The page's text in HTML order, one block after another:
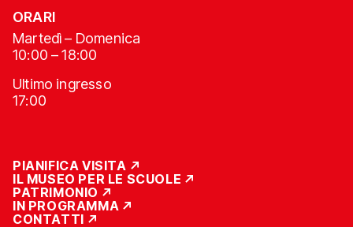
ORARI
Martedì – Domenica
10:00 – 18:00
Ultimo ingresso
17:00
PIANIFICA VISITA
IL MUSEO PER LE SCUOLE
PATRIMONIO
IN PROGRAMMA
CONTATTI